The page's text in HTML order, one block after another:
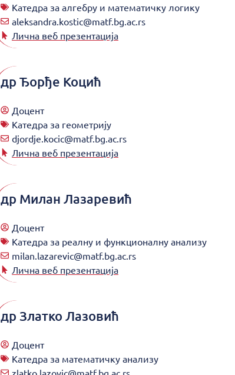
Катедра за алгебру и математичку логику
aleksandra.kostic@matf.bg.ac.rs
Лична веб презентација
др Ђорђе Коцић
Доцент
Катедра за геометрију
djordje.kocic@matf.bg.ac.rs
Лична веб презентација
др Милан Лазаревић
Доцент
Катедра за реалну и функционалну анализу
milan.lazarevic@matf.bg.ac.rs
Лична веб презентација
др Златко Лазовић
Доцент
Катедра за математичку анализу
zlatko.lazovic@matf.bg.ac.rs